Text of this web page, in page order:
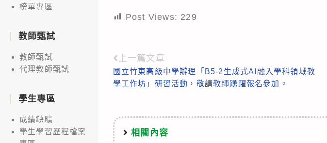
Post Views: 229
Read
more
上一篇文章
國立竹東高級中學辦理「B5-2生成式AI融入學科領域教
學工作坊」研習活動，敬請教師踴躍報名參加。
相關內容
榜單專區
教師甄試
教師甄試
代理教師甄試
學生專區
成績缺曠
學生學習歷程檔案